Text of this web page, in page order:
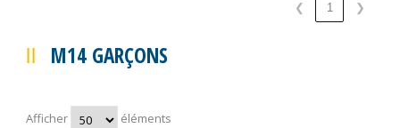
❮ 1 ❯
M14 GARÇONS
Afficher éléments